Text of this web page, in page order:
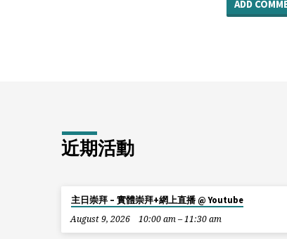
近期活動
主日崇拜 – 實體崇拜+網上直播 @ Youtube
August 9, 2026
10:00 am – 11:30 am